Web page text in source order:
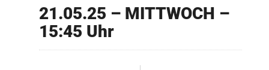
21.05.25 – MITTWOCH –
15:45 Uhr